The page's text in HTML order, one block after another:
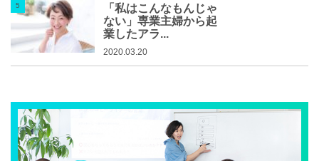
「私はこんなもんじゃ
ない」専業主婦から起
業したアラ...
2020.03.20